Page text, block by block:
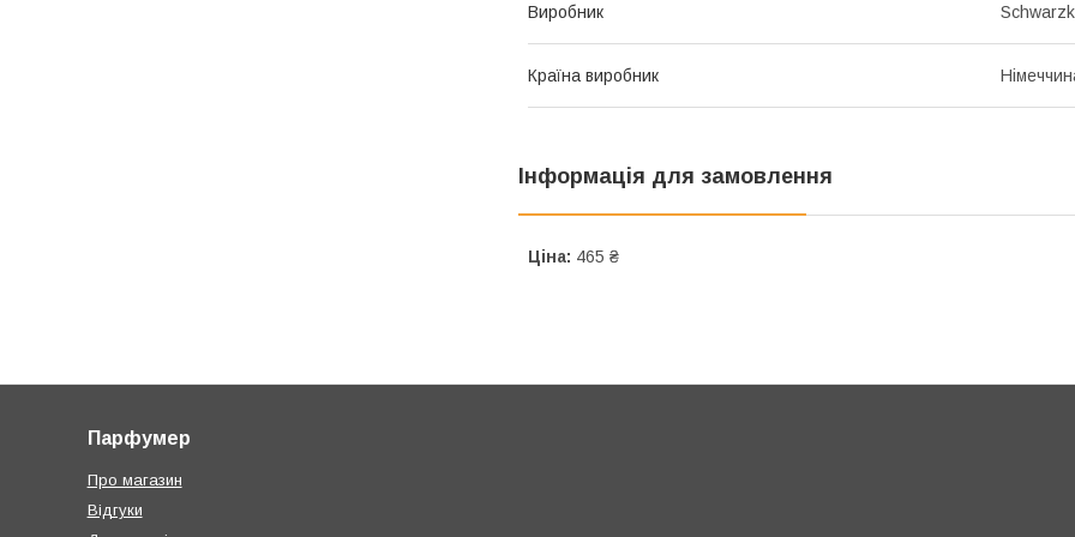
Виробник
Країна виробник
Інформація для замовлення
Ціна: 465 ₴
Парфумер
Про магазин
Відгуки